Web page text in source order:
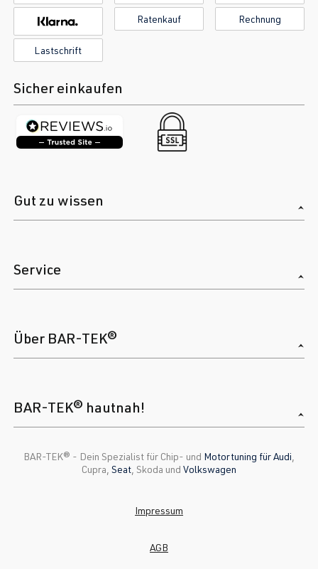
Ratenkauf Rechnung
Lastschrift
Sicher einkaufen
Gut zu wissen
Service
Über BAR-TEK®
BAR-TEK® hautnah!
BAR-TEK®️ - Dein Spezialist für Chip- und Motortuning für Audi
Cupra, Seat , Skoda und Volkswagen
Impressum
AGB